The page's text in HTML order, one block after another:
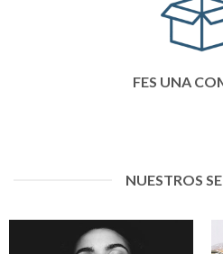
FES UNA
NUESTROS